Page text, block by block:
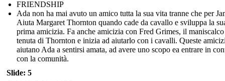
FRIENDSHIP
Ada non ha mai avuto un amico tutta la sua vita tranne che per
Aiuta Margaret Thornton quando cade da cavallo e sviluppa la
prima amicizia. Fa anche amicizia con Fred Grimes, il
tenuta di Thornton e inizia ad aiutarlo con i cavalli. Queste
aiutano Ada a sentirsi amata, ad avere uno scopo ea entrare in
con la comunità.
Slide: 5